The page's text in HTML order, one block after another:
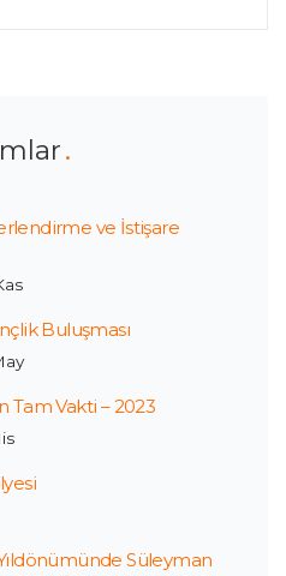
ve İstişare
Buluşması
Tam Vakti – 2023
Süleyman